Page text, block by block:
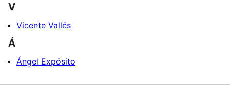
V
Vicente Vallés
Á
Ángel Expósito